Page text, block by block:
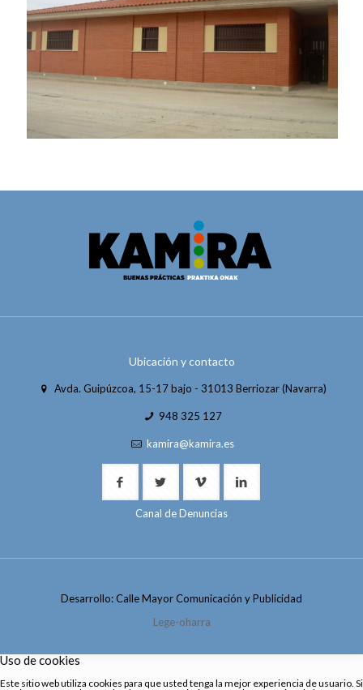
Ubicación y contacto
Avda. Guipúzcoa, 15-17 bajo - 31013 Berriozar (Navarra)
948 325 127
kamira@kamira.es
Canal de Denuncias
Desarrollo: Calle Mayor Comunicación y Publicidad
Lege-oharra
Uso de cookies
Este sitio web utiliza cookies para que usted tenga la mejor experiencia de usuario. Si